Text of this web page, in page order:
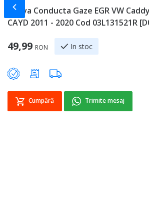
Teava Conducta Gaze EGR VW
CAYD 2011 - 2020 Cod 03L131521R
49,99 RON In stoc
Cumpără Trimite mesaj
Slide-ul anterior